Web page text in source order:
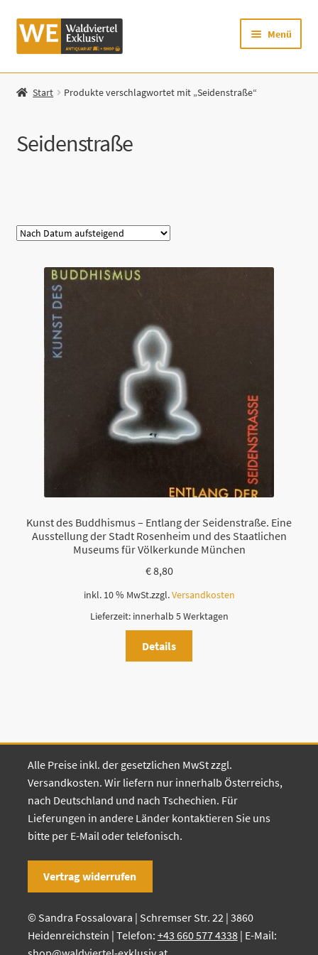
Zur
Navigation
Zum
Inhalt
Menü
Startseite
Mein Konto
Zur Waldviertel Exklusiv-Website
Start Produkte verschlagwortet mit „Seidenstraße“
Seidenstraße
Kunst des Buddhismus – Entlang der Seidenstraße. Eine
Ausstellung der Stadt Rosenheim und des Staatlichen
Museums für Völkerkunde München
€8,80
inkl. 10 % MwSt.zzgl.Versandkosten
Lieferzeit: innerhalb 5 Werktagen
Details
Alle Preise inkl. der gesetzlichen MwSt zzgl.
Versandkosten. Wir liefern nur innerhalb Österreichs,
nach Deutschland und nach Tschechien. Für
Lieferungen in andere Länder kontaktieren Sie uns
bitte per E-Mail oder telefonisch.
Vertrag widerrufen
© Sandra Fossalovara | Schremser Str. 22 | 3860
Heidenreichstein | Telefon: +43 660 577 4338| E-Mail: